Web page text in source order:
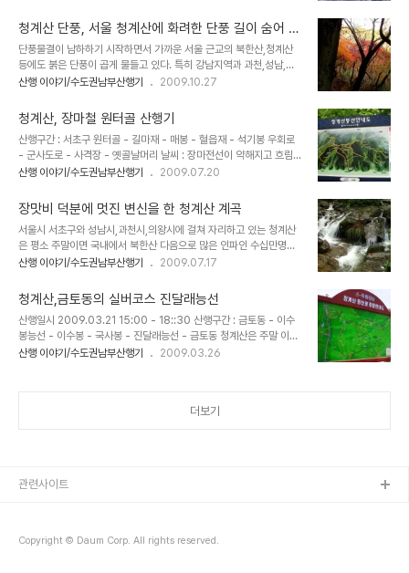
지금도 갱매폭포에서 매봉근처까지 오르는 길은 경사는 ..
함께 눈을 밟아 볼수 있는 코스..... 눈꽃은 피지 않았지만 늘 그늘이지
고 계단하나 없는 가파른 서북사면 등산로엔 흰눈이 ..... 수북한 낙엽
과 흩날린 눈들이 오름길 내내 쌓여있다. 제1 암봉 직전까지 계속 되는
하아얀 산 길..... 산토끼 발자욱이지 산고양이 발자욱인지....하얀 눈
위를 지나간 흔적이 선명하고.... 제1 암봉에 올라서자 시원한 조망이
본 서..
청계산 단풍, 서울 청계산에 화려한 단풍 길이 숨어 있
었네
단풍물결이 남하하기 시작하면서 가까운 서울 근교의 북한산,청계산
등에도 붉은 단풍이 곱게 물들고 있다. 특히 강남지역과 과천,성남,의
왕시에 인접해 있는 청계산은 거리도 가깝고 산행길도 부담이 없는 곳
한 초보 등산인들에게 단풍과 등산을 부담 없이 즐길수 있도록 해주는
산이다. 현재 청계산에서 가장 아름다운 단풍길은 옛골에서 혈읍재로
올라가는 구간인 옻샘약수 길이다. 옻샘약수를 지나 10여분 오르다 보
면 좌측으로 군락을 이루고 있는 당단풍 나무들은 초록빛 침엽수들과
어우러져 청계산 가을 숲을 빛나게 하고 있고 올라가는 구간 구간 붉은
인 낭만길은 ..
산행 이야기/수도권남부산행기 2009.10.27
청계산, 장마철 원터골 산행기
산행구간 : 서초구 원터골 - 길마재 - 매봉 - 혈읍재 - 석기봉 우회로
- 군사도로 - 사격장 - 옛골날머리 날씨 : 장마전선이 약해지고 흐림
산행인원: 세담 1인산행 두어 달 장거리 원정산행만 찾아 다니던중 실
마철에는 평소에 보기 힘든 시원한 계곡 풍경을 볼 수 있는 곳으로 원
거리 산행을 다니기에 부담스러운 장마기에 가벼운 산행을 다녀 올 수
있는 멋진 산이다. 원터골 초입부터 평소에 보기힘든 물줄기가 시원하
게 흘러내린다. 제법 시원한 계곡수가 흘러 내리고.....삼거리 지점에서
원터골 쉼터로 올라 매봉으로 향하는 코스를 선택한다. 등산로를 벗어
고..... 비가 그친 등산..
산행 이야기/수도권남부산행기 2009.07.20
장맛비 덕분에 멋진 변신을 한 청계산 계곡
서울시 서초구와 성남시,과천시,의왕시에 걸쳐 자리하고 있는 청계산
은 평소 주말이면 국내에서 북한산 다음으로 많은 인파인 수십만명이
모여드는 곳이지만 깊고 수려한 계곡이 없다는 것이 아쉬운 점이다. 하
음날 이면 멋진 설산의 모습을 보여주는 곳이며 한여름 장마철 폭우가
내린 다음날 오르면 멋진 계곡과 평소에 못보던 이름모를 폭포들을 만
나는 곳이기도 하다. 특히 원터골 계곡 오름길의 작은 골과 옥녀봉에서
대공원 하산길에 마주치는 계곡 은 장맛비가 지나간 후 풍부한 수량과
멋진 계곡풍경을 자랑하는 곳이다. 장마기간은 장거리 등산이 부담이
산행 이야기/수도권남부산행기 2009.07.17
청계산,금토동의 실버코스 진달래능선
산행일시 2009.03.21 15:00 - 18::30 산행구간 : 금토동 - 이수
봉능선 - 이수봉 - 국사봉 - 진달래능선 - 금토동 청계산은 주말 이면
등산로에 정체현상이 일어날 정도로 혼잡한데 특히 양재동 원터골이
수봉 능선길만 지나면 호섯한 길을 따라 산행을 마칠수 있다.또한 진달
있고 ..
산행 이야기/수도권남부산행기 2009.03.26
더보기
Copyright © Daum Corp. All rights reserved.
관련사이트